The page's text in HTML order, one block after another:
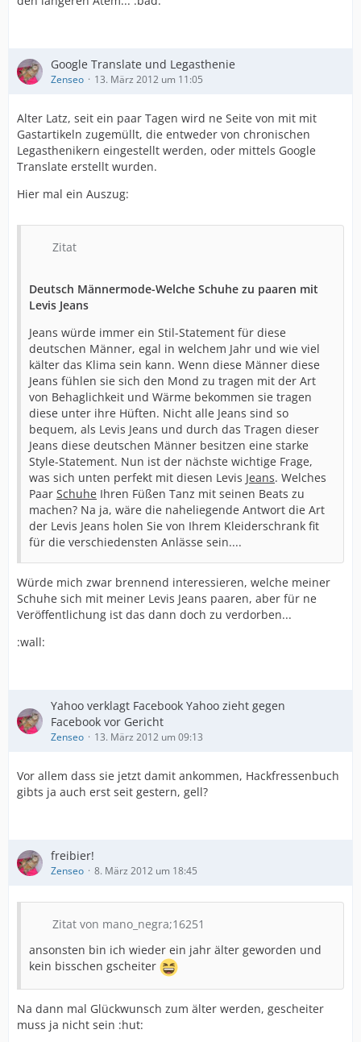
Google Translate und Legasthenie
Zenseo 13. März 2012 um 11:05
Alter Latz, seit ein paar Tagen wird ne Seite von mit mit
Gastartikeln zugemüllt, die entweder von chronischen
Legasthenikern eingestellt werden, oder mittels Google
Translate erstellt wurden.
Hier mal ein Auszug:
Zitat
Deutsch Männermode-Welche Schuhe zu paaren mit
Levis Jeans
Jeans würde immer ein Stil-Statement für diese
deutschen Männer, egal in welchem Jahr und wie viel
kälter das Klima sein kann. Wenn diese Männer diese
Jeans fühlen sie sich den Mond zu tragen mit der Art
von Behaglichkeit und Wärme bekommen sie tragen
diese unter ihre Hüften. Nicht alle Jeans sind so
bequem, als Levis Jeans und durch das Tragen dieser
Jeans diese deutschen Männer besitzen eine starke
Style-Statement. Nun ist der nächste wichtige Frage,
was sich unten perfekt mit diesen Levis Jeans. Welches
Paar Schuhe Ihren Füßen Tanz mit seinen Beats zu
machen? Na ja, wäre die naheliegende Antwort die Art
der Levis Jeans holen Sie von Ihrem Kleiderschrank fit
für die verschiedensten Anlässe sein....
Würde mich zwar brennend interessieren, welche meiner
Schuhe sich mit meiner Levis Jeans paaren, aber für ne
Veröffentlichung ist das dann doch zu verdorben...
:wall:
Yahoo verklagt Facebook Yahoo zieht gegen
Facebook vor Gericht
Zenseo 13. März 2012 um 09:13
Vor allem dass sie jetzt damit ankommen, Hackfressenbuch
gibts ja auch erst seit gestern, gell?
freibier!
Zenseo 8. März 2012 um 18:45
Zitat von mano_negra;16251
ansonsten bin ich wieder ein jahr älter geworden und
kein bisschen gscheiter
Na dann mal Glückwunsch zum älter werden, gescheiter
muss ja nicht sein :hut: